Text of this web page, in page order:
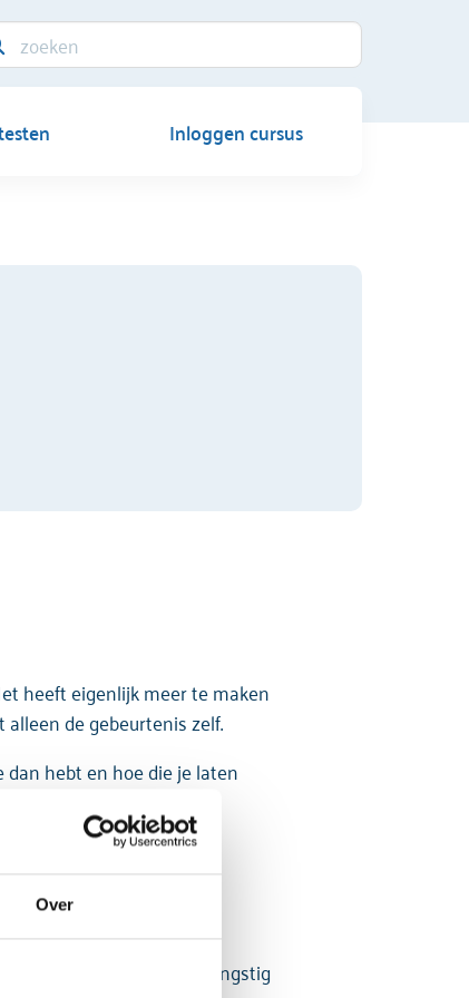
Over
Inloggen cursus
heeft eigenlijk meer te maken
de gebeurtenis zelf.
hebt en hoe die je laten
schema hieronder te
somber, gespannen of angstig